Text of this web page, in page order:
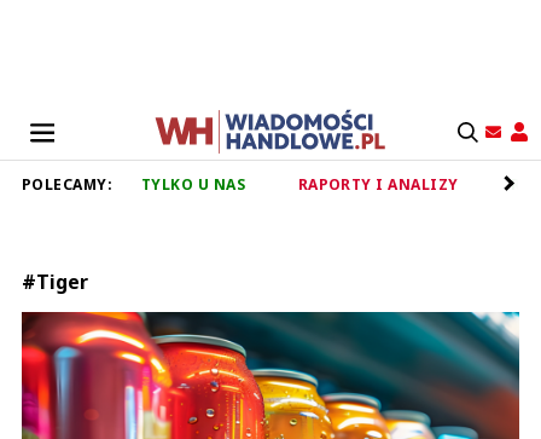
POLECAMY: TYLKO U NAS RAPORTY I ANALIZY
#Tiger